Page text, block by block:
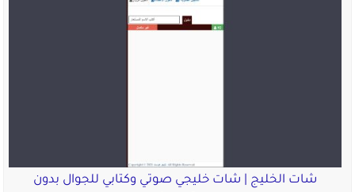
شات الخليج | شات خليجي صوتي وكتابي للجوال بدون